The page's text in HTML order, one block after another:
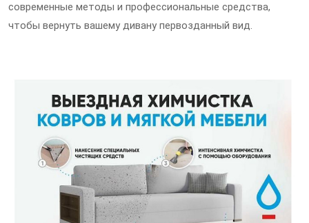
современные методы и профессиональные средства,
чтобы вернуть вашему дивану первозданный вид.